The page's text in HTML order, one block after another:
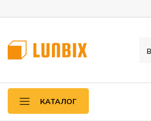
КАТАЛОГ